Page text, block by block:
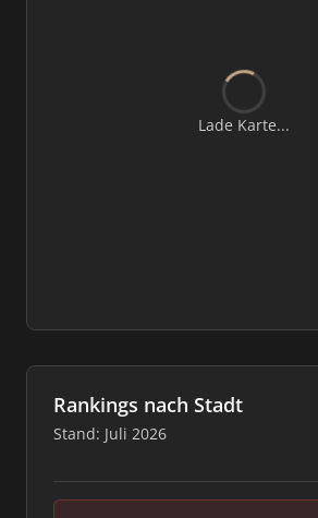
Lade Karte...
Rankings nach Stadt
Stand: Juli 2026